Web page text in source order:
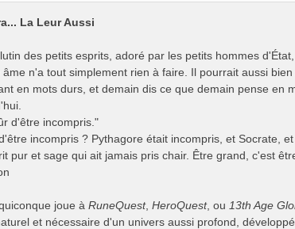
La Leur Aussi
des petits esprits, adoré par les petits hommes
n'a tout simplement rien à faire. Il pourrait aussi
en mots durs, et demain dis ce que demain pense en
d'être incompris."
incompris ? Pythagore était incompris, et Socrate,
pur et sage qui ait jamais pris chair. Être grand, c'est
joue à RuneQuest, HeroQuest, ou 13th Age
et nécessaire d'un univers aussi profond,